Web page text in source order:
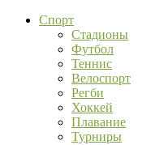
Спорт
Стадионы
Футбол
Теннис
Велоспорт
Регби
Хоккей
Плавание
Турниры